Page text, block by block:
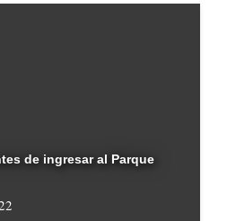
de ingresar al Parque